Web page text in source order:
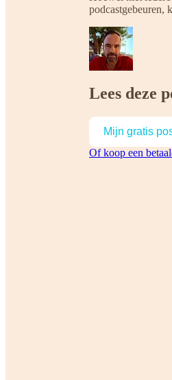
podcastgebeuren,
Lees deze
Mijn gratis
Of koop een